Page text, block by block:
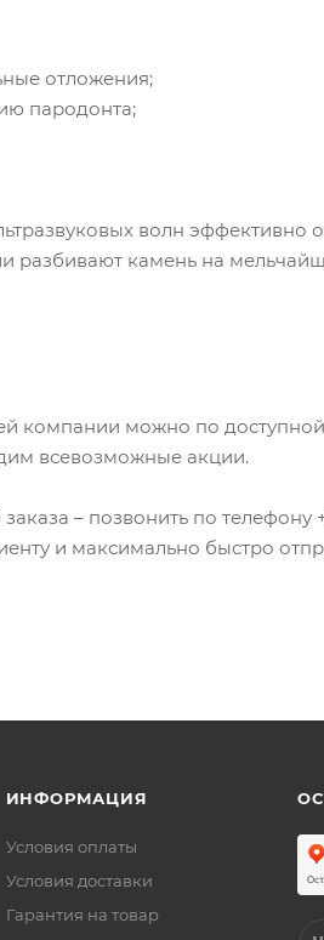
отложения;
пародонта;
волн эффективно
камень на
компании можно по
всевозможные акции.
– позвонить по телефону
и максимально быстро
ИНФОРМАЦИЯ
Условия оплаты
Условия доставки
Гарантия на товар